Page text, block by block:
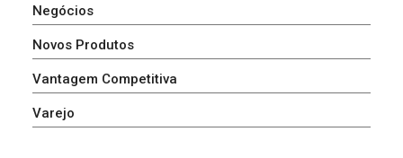
Negócios
Novos Produtos
Vantagem Competitiva
Varejo